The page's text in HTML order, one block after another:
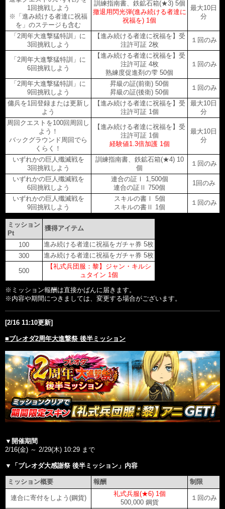
1回挑戦しよう
※「進み続ける者達に祝福
を」のステージも含む
訓練指南書、鉄鉱石箱(★3) 5個
撤退用閃光弾(進み続ける者達に
祝福を) 1個
最大10日
分
「2周年大進撃猛特訓」に
3回挑戦しよう
【進み続ける者達に祝福を】受
注許可証 2枚
１回のみ
「2周年大進撃猛特訓」に
6回挑戦しよう
【進み続ける者達に祝福を】受
注許可証 4枚
熟練度促進剤の雫 50個
１回のみ
「2周年大進撃猛特訓」に
9回挑戦しよう
昇級の証(前衛) 50個
昇級の証(後衛) 50個
１回のみ
傭兵を1回登録または更新し
よう
【進み続ける者達に祝福を】受
注許可証 1個
最大10日
分
周回クエストを100回周回し
よう！
バックグラウンド周回でら
くらく！
【進み続ける者達に祝福を】受
注許可証 1個
経験値1.3倍加護 1個
最大10日
分
いずれかの巨人殲滅戦を
3回挑戦しよう
訓練指南書、鉄鉱石箱(★4) 10
個
１回のみ
いずれかの巨人殲滅戦を
6回挑戦しよう
連合の証Ⅰ 1,500個
連合の証Ⅱ 750個
1回のみ
いずれかの巨人殲滅戦を
9回挑戦しよう
スキルの書Ⅰ 5個
スキルの書Ⅱ 1個
１回のみ
ミッション
Pt
獲得アイテム
100
進み続ける者達に祝福をガチャ券 5枚
300
進み続ける者達に祝福をガチャ券 5枚
500
【礼式兵団服：黎】ジャン・キルシ
ュタイン 1個
※ミッション報酬は直接かばんに届きます。
※内容や期間につきましては、変更する場合がございます。
[2/16 11:10更新]
■ブレオダ2周年大進撃祭 後半ミッション
▼開催期間
2/16(金) ～ 2/29(木) 10:29 まで
▼「 ブレオダ大感謝祭 後半ミッション 」内容
ミッション概要 報酬 制限
連合に寄付をしよう(鋼貨)
礼式兵服(★6) 1個
500,000 鋼貨
１回のみ